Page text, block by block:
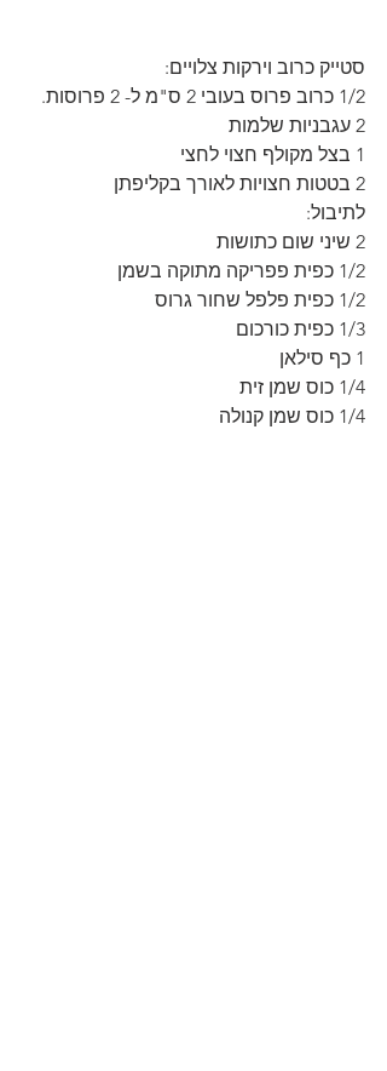
סטייק כרוב וירקות צלויים:
1/2 כרוב פרוס בעובי 2 ס"מ ל- 2 פרוסות.
2 עגבניות שלמות
1 בצל מקולף חצוי לחצי
2 בטטות חצויות לאורך בקליפתן
לתיבול:
2 שיני שום כתושות
1/2 כפית פפריקה מתוקה בשמן
1/2 כפית פלפל שחור גרוס
1/3 כפית כורכום
1 כף סילאן
1/4 כוס שמן זית
1/4 כוס שמן קנולה